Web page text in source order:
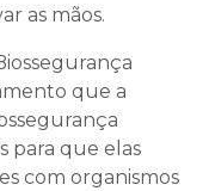
as mãos.
que a
para que elas
com organismos